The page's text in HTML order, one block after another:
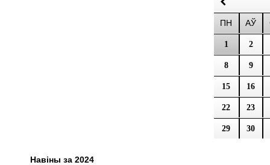
ПН АЎ
1 2
8 9
15 16
22 23
29 30
Навіны за 2024